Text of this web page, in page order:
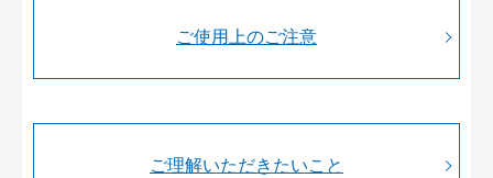
ご使用上のご注意
ご理解いただきたいこと